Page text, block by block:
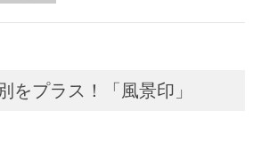
をプラス！「風景印」